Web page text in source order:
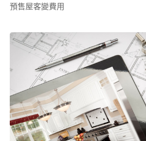
預售屋客變費用